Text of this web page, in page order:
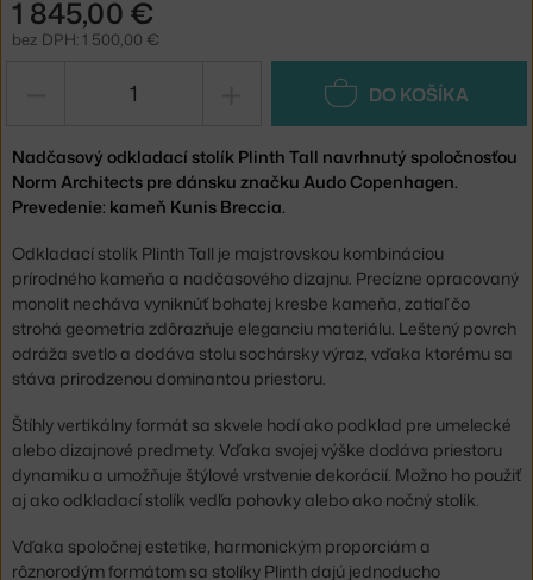
1 845,00 €
bez DPH: 1 500,00 €
DO KOŠÍKA
Nadčasový odkladací stolík Plinth Tall navrhnutý spoločnosťou
Norm Architects pre dánsku značku Audo Copenhagen.
Prevedenie: kameň Kunis Breccia.
Odkladací stolík Plinth Tall je majstrovskou kombináciou
prírodného kameňa a nadčasového dizajnu. Precízne opracovaný
monolit necháva vyniknúť bohatej kresbe kameňa, zatiaľ čo
strohá geometria zdôrazňuje eleganciu materiálu. Leštený povrch
odráža svetlo a dodáva stolu sochársky výraz, vďaka ktorému sa
stáva prirodzenou dominantou priestoru.
Štíhly vertikálny formát sa skvele hodí ako podklad pre umelecké
alebo dizajnové predmety. Vďaka svojej výške dodáva priestoru
dynamiku a umožňuje štýlové vrstvenie dekorácií. Možno ho použiť
aj ako odkladací stolík vedľa pohovky alebo ako nočný stolík.
Vďaka spoločnej estetike, harmonickým proporciám a
rôznorodým formátom sa stolíky Plinth dajú jednoducho